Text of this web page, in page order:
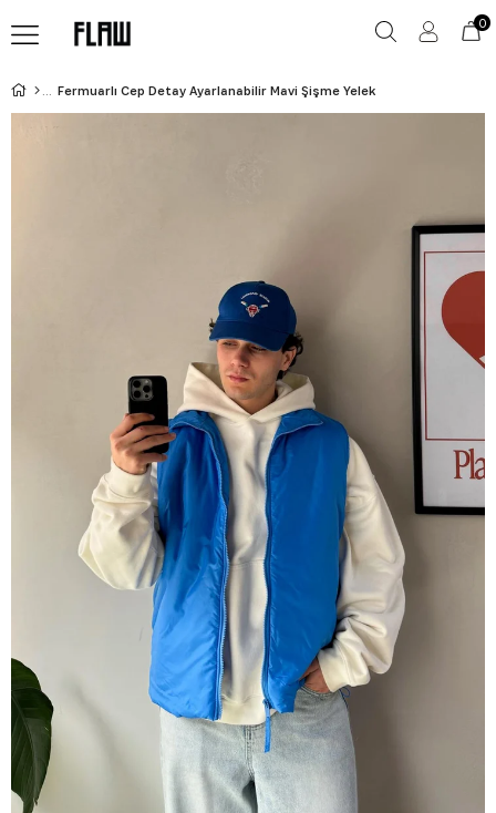
0
Fermuarlı Cep Detay Ayarlanabilir Mavi Şişme Yelek